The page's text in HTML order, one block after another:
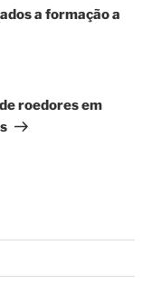
a formação a
roedores em